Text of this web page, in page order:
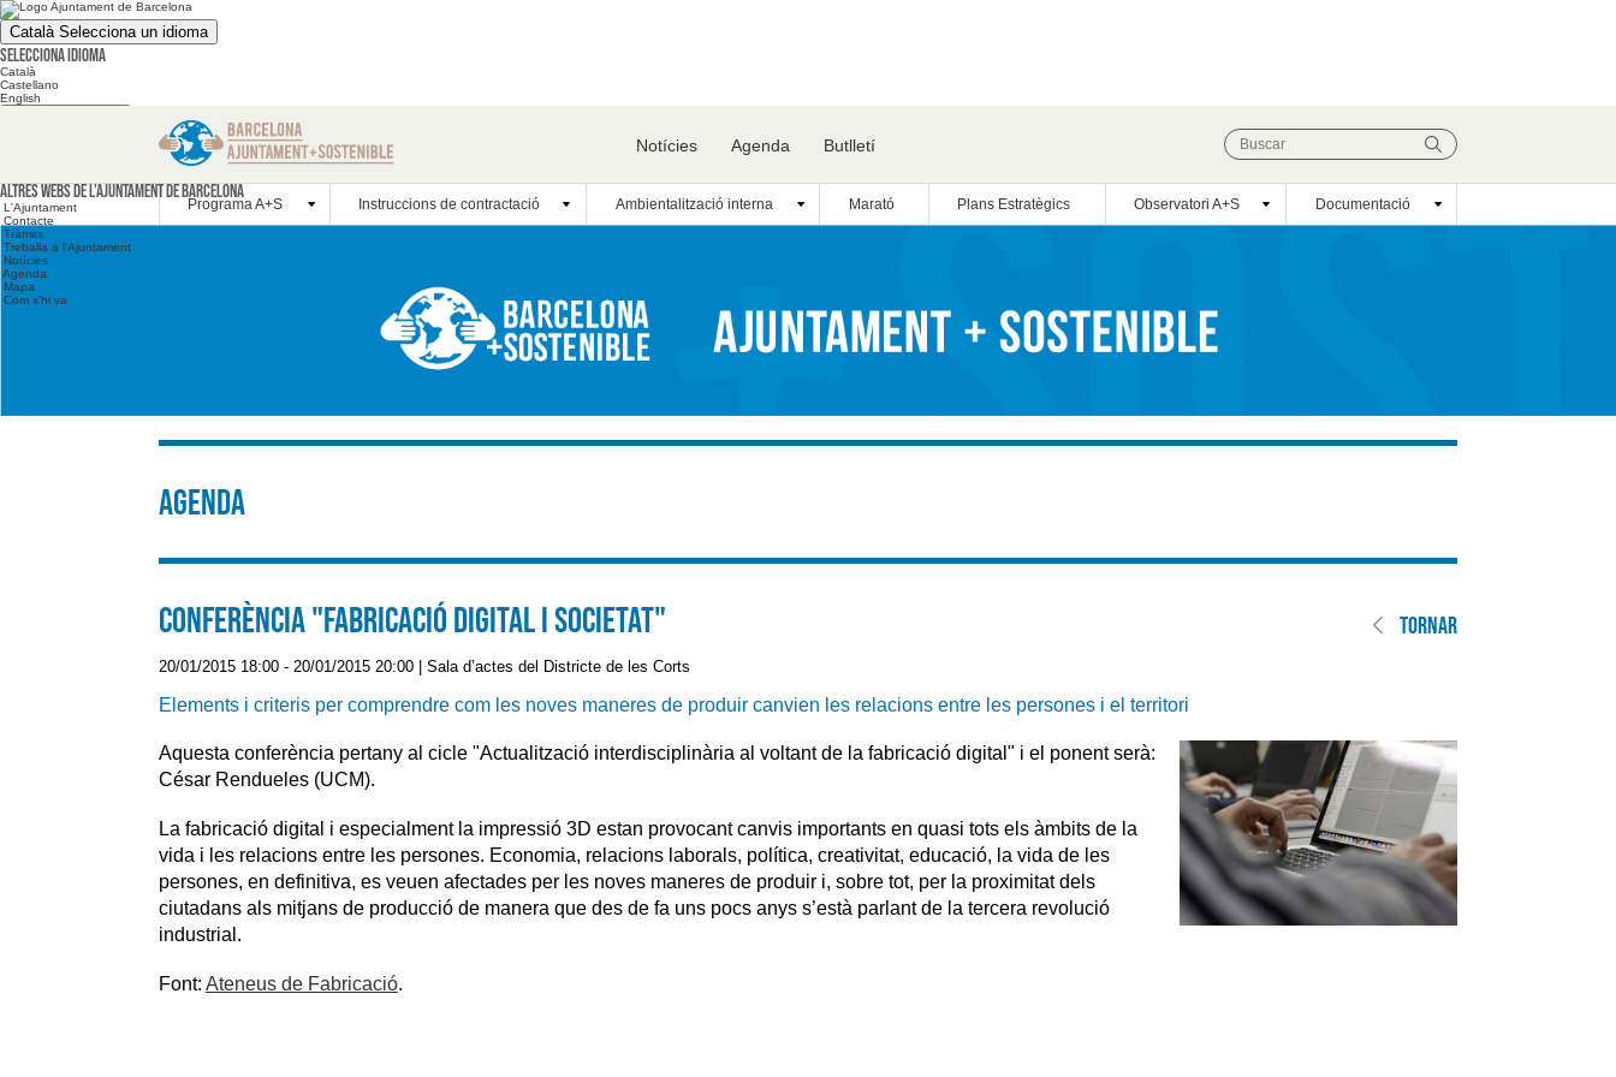
Català Selecciona un idioma
Selecciona idioma
Català
Castellano
English
Altres webs de l'Ajuntament de Barcelona
L'Ajuntament
Contacte
Tràmits
Treballa a l'Ajuntament
Notícies
Agenda
Mapa
Com s'hi va
Notícies Agenda Butlletí
Programa A+S Instruccions de contractació Ambientalització interna Marató Plans Estratègics Observatori A+S Documentació
Agenda
TORNAR
Conferència "Fabricació digital i societat"
20/01/2015 18:00 - 20/01/2015 20:00 Sala d’actes del Districte de les Corts
Elements i criteris per comprendre com les noves maneres de produir canvien les relacions entre les persones i el territori
Aquesta conferència pertany al cicle "Actualització interdisciplinària al voltant de la fabricació digital" i el ponent serà:
César Rendueles (UCM).
La fabricació digital i especialment la impressió 3D estan provocant canvis importants en quasi tots els àmbits de la
vida i les relacions entre les persones. Economia, relacions laborals, política, creativitat, educació, la vida de les
persones, en definitiva, es veuen afectades per les noves maneres de produir i, sobre tot, per la proximitat dels
ciutadans als mitjans de producció de manera que des de fa uns pocs anys s’està parlant de la tercera revolució
industrial.
Font: Ateneus de Fabricació.